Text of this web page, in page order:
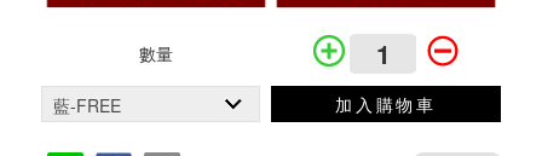
數量
加入購物車